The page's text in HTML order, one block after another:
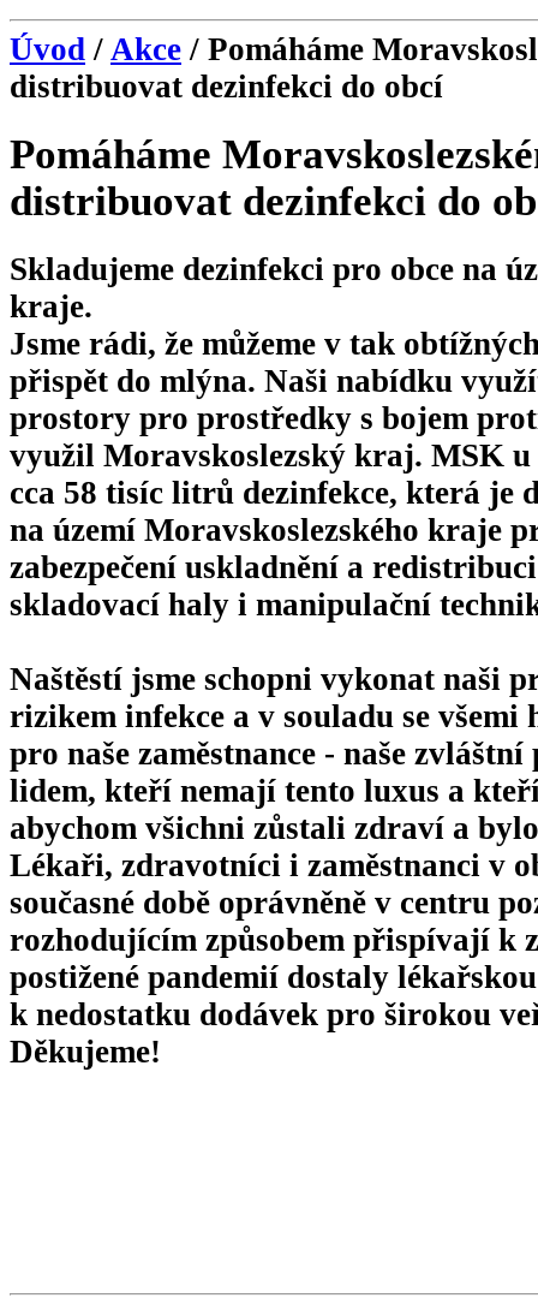
Úvod / Akce / Pomáháme
distribuovat dezinfekci do obcí
Pomáháme
distribuovat dezinfekci do
Skladujeme dezinfekci pro obce na
kraje.
Jsme rádi, že můžeme v tak
přispět do mlýna. Naši nabídku
prostory pro prostředky s bojem
využil Moravskoslezský kraj. MSK
cca 58 tisíc litrů dezinfekce, která je
na území Moravskoslezského kraje
zabezpečení uskladnění a
skladovací haly i manipulační
Naštěstí jsme schopni vykonat naši
rizikem infekce a v souladu se
pro naše zaměstnance - naše
lidem, kteří nemají tento luxus a
abychom všichni zůstali zdraví a
Lékaři, zdravotníci i zaměstnanci v
současné době oprávněně v centru
rozhodujícím způsobem přispívají k
postižené pandemií dostaly
k nedostatku dodávek pro širokou
Děkujeme!